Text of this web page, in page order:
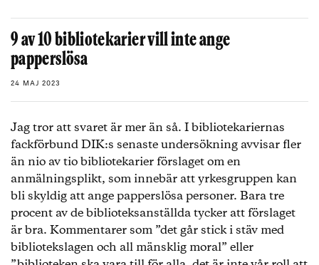
9 av 10 bibliotekarier vill inte ange
papperslösa
24 MAJ 2023
Jag tror att svaret är mer än så. I bibliotekariernas
fackförbund DIK:s senaste undersökning avvisar fler
än nio av tio bibliotekarier förslaget om en
anmälningsplikt, som innebär att yrkesgruppen kan
bli skyldig att ange papperslösa personer. Bara tre
procent av de biblioteksanställda tycker att förslaget
är bra. Kommentarer som ”det går stick i stäv med
bibliotekslagen och all mänsklig moral” eller